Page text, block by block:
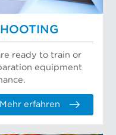
ready to train or
equipment
Mehr erfahren